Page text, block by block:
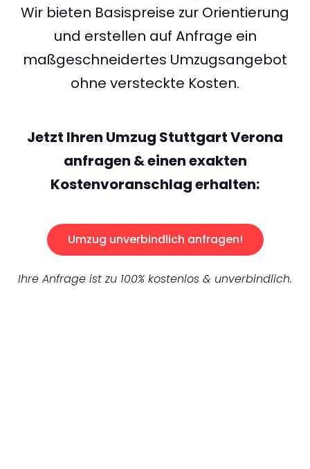
Wir bieten Basispreise zur Orientierung
und erstellen auf Anfrage ein
maßgeschneidertes Umzugsangebot
ohne versteckte Kosten.
Jetzt Ihren Umzug Stuttgart Verona
anfragen & einen exakten
Kostenvoranschlag erhalten:
Umzug unverbindlich anfragen!
Ihre Anfrage ist zu 100% kostenlos & unverbindlich.